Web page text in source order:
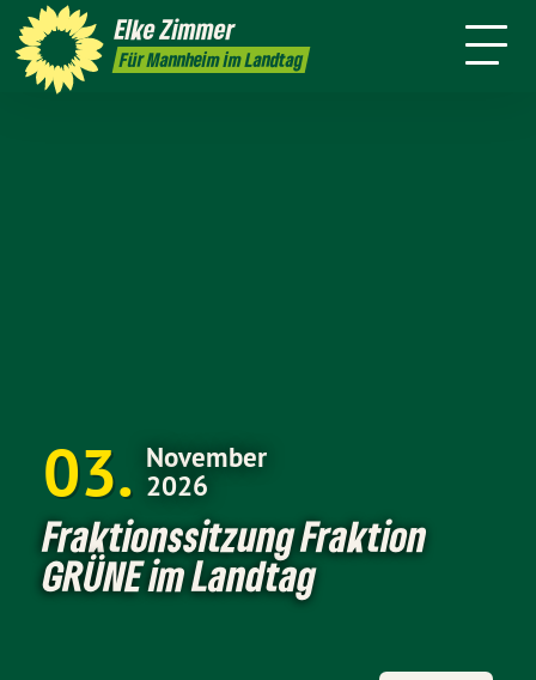
ElkeZimmer
Für Mannheim im Landtag
Kontakt Newsletter Legislatur
03
November
2026
Fraktionssitzung Fraktion
GRÜNE im Landtag